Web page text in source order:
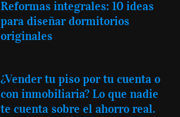
Reformas integrales: 10 ideas
para diseñar dormitorios
originales
¿Vender tu piso por tu cuenta o
con inmobiliaria? Lo que nadie
te cuenta sobre el ahorro real.